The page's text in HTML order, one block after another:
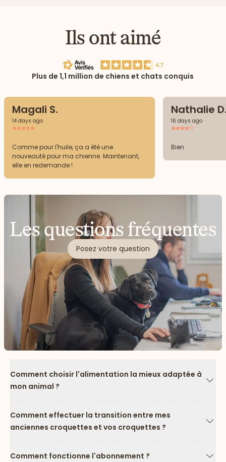
Ils ont aimé
Plus de 1,1 million de chiens et chats conquis
Magali S.
14 days ago
Comme pour l'huile, ça a été une
nouveauté pour ma chienne. Maintenant,
elle en redemande !
Nathalie
16 days ago
Bien
Les questions fréquentes
Posez votre question
Comment choisir l'alimentation la mieux adaptée à
mon animal ?
Comment effectuer la transition entre mes
anciennes croquettes et vos croquettes ?
Comment fonctionne l'abonnement ?